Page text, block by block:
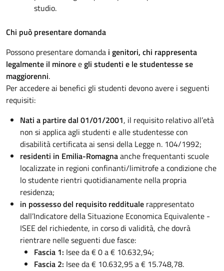
studio.
Chi può presentare domanda
Possono presentare domanda i genitori, chi rappresenta
legalmente il minoreegli studenti e le studentesse se
maggiorenni.
Per accedere ai benefici gli studenti devono avere i seguenti
requisiti:
Nati a partire dal 01/01/2001, il requisito relativo all’età
non si applica agli studenti e alle studentesse con
disabilità certificata ai sensi della Legge n. 104/1992;
residenti in Emilia-Romagnaanche frequentanti scuole
localizzate in regioni confinanti/limitrofe a condizione che
lo studente rientri quotidianamente nella propria
residenza;
in possesso del requisito reddituale rappresentato
dall’Indicatore della Situazione Economica Equivalente -
ISEE del richiedente, in corso di validità, che dovrà
rientrare nelle seguenti due fasce:
Fascia 1: Isee da € 0 a € 10.632,94;
Fascia 2: Isee da € 10.632,95 a € 15.748,78.